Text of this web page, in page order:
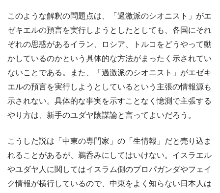
このような解釈の問題点は、「過激派のシオニスト」がエ
ゼキエルの預言を実行しようとしたとしても、各国にそれ
ぞれの思惑があるイラン、ロシア、トルコをどうやって動
かしているのかという具体的な方法がまったく示されてい
ないことである。また、「過激派のシオニスト」がエゼキ
エルの預言を実行しようとしているという主張の情報源も
示されない。具体的な事実を示すことなく憶測で主張する
やり方は、新手のユダヤ陰謀論と言ってよいだろう。
こうした説は「中東の専門家」の「生情報」だと売り込ま
れることがあるが、鵜呑みにしてはいけない。イスラエル
やユダヤ人に関してはイスラム側のプロパガンダやフェイ
ク情報が横行しているので、中東をよく知らない日本人は